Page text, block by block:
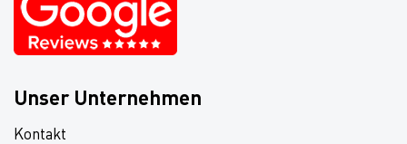
Unser Unternehmen
Kontakt